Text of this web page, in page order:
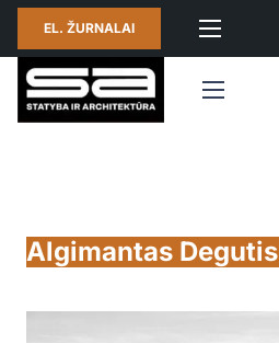
EL. ŽURNALAI
Algimantas Degutis